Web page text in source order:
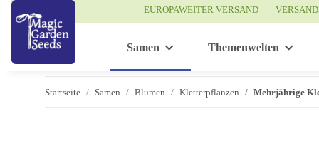
EUROPAWEITER VERSAND
Samen Themenwelten
Startseite Samen Blumen Kletterpflanzen Mehrjährige